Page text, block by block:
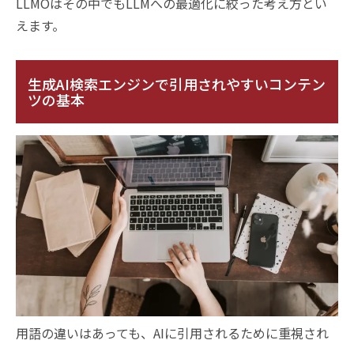
えます。
生成AI検索エンジンで引用されやすいコンテン
ツの基本
用語の違いはあっても、AIに引用されるために重視され